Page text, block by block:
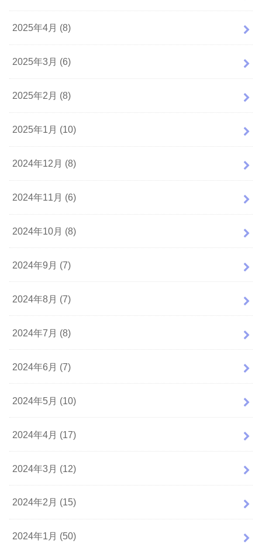
2025年4月 (8)
2025年3月 (6)
2025年2月 (8)
2025年1月 (10)
2024年12月 (8)
2024年11月 (6)
2024年10月 (8)
2024年9月 (7)
2024年8月 (7)
2024年7月 (8)
2024年6月 (7)
2024年5月 (10)
2024年4月 (17)
2024年3月 (12)
2024年2月 (15)
2024年1月 (50)